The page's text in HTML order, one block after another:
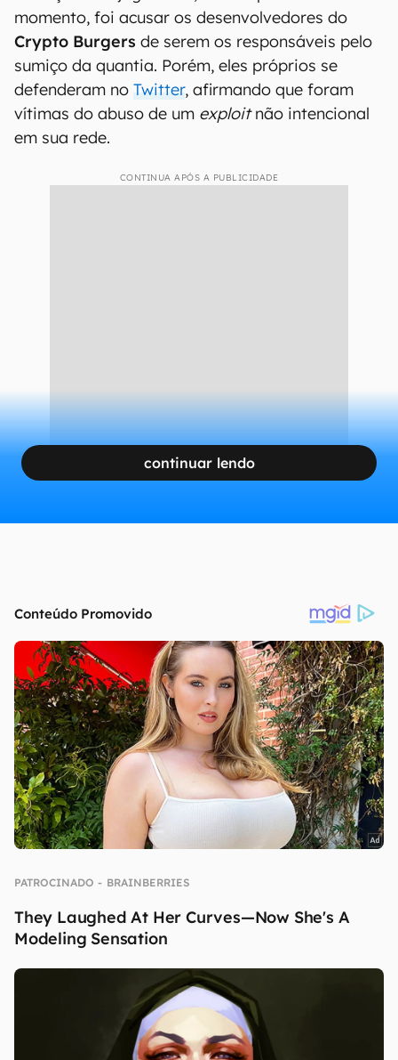
momento, foi acusar os desenvolvedores do
Crypto Burgers de serem os responsáveis pelo
sumiço da quantia. Porém, eles próprios se
defenderam no Twitter, afirmando que foram
vítimas do abuso de um exploitnão intencional
em sua rede.
CONTINUA APÓS A PUBLICIDADE
continuar lendo